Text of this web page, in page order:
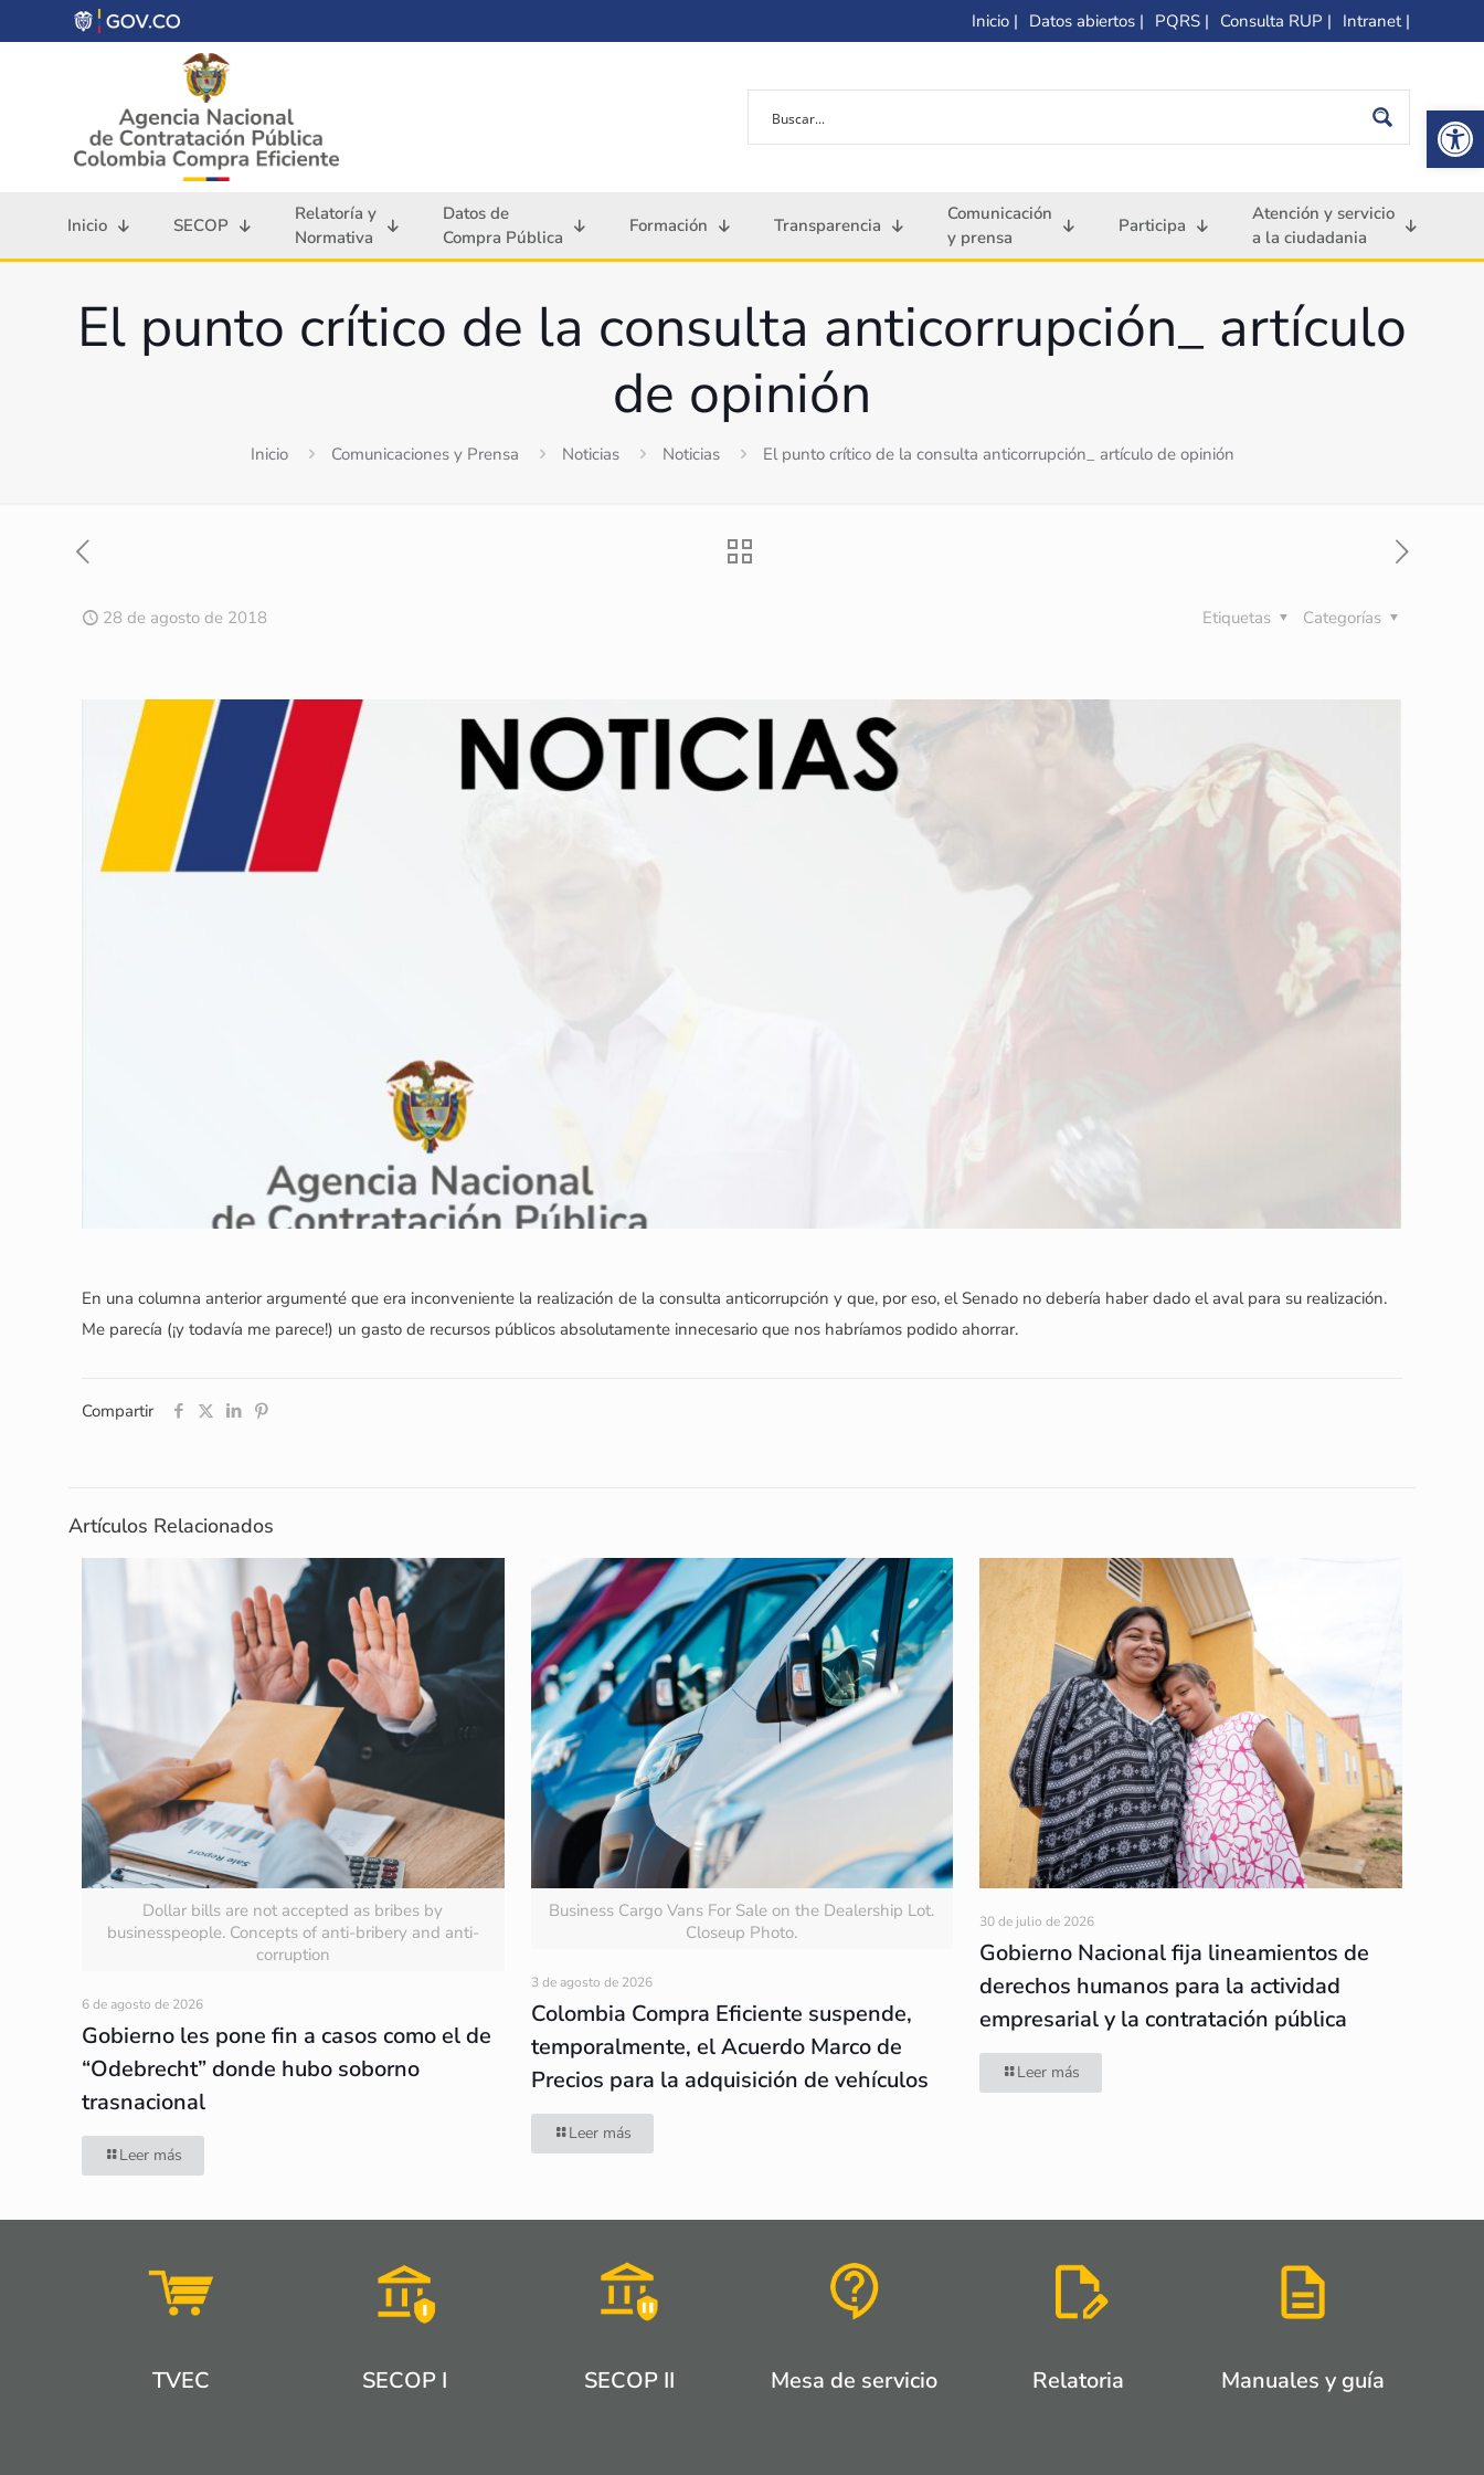
Inicio | Datos abiertos | PQRS | Consulta RUP | Intranet |
Inicio SECOP
Relatoría y
Normativa
Datos de
Compra Pública
Formación Transparencia
Comunicación
y prensa
Participa
Atención y servicio
a la ciudadania
El punto crítico de la consulta anticorrupción_ artículo
de opinión
Inicio Comunicaciones y Prensa Noticias Noticias El punto crítico de la consulta anticorrupción_ artículo de opinión
28 de agosto de 2018 Categorías
Etiquetas
En una columna anterior argumenté que era inconveniente la realización de la consulta anticorrupción y que, por eso, el Senado no debería haber dado el aval para su realización.
Me parecía (¡y todavía me parece!) un gasto de recursos públicos absolutamente innecesario que nos habríamos podido ahorrar.
Compartir
Artículos Relacionados
Dollar bills are not accepted as bribes by
businesspeople. Concepts of anti-bribery and anti-
corruption
6 de agosto de 2026
Gobierno les pone fin a casos como el de
“Odebrecht” donde hubo soborno
trasnacional
Leer más
Business Cargo Vans For Sale on the Dealership Lot.
Closeup Photo.
3 de agosto de 2026
Colombia Compra Eficiente suspende,
temporalmente, el Acuerdo Marco de
Precios para la adquisición de vehículos
Leer más
30 de julio de 2026
Gobierno Nacional fija lineamientos de
derechos humanos para la actividad
empresarial y la contratación pública
Leer más
TVEC SECOP I SECOP II Mesa de servicio Relatoria Manuales y guía